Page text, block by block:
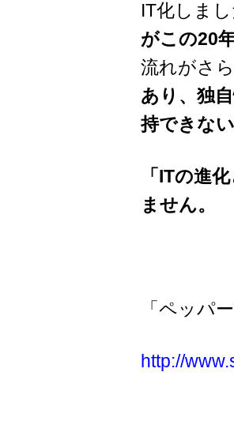
IT化しま
がこの20
流れがさ
あり、独
持できない
「ITの進
ません。
「ペッパ
http://